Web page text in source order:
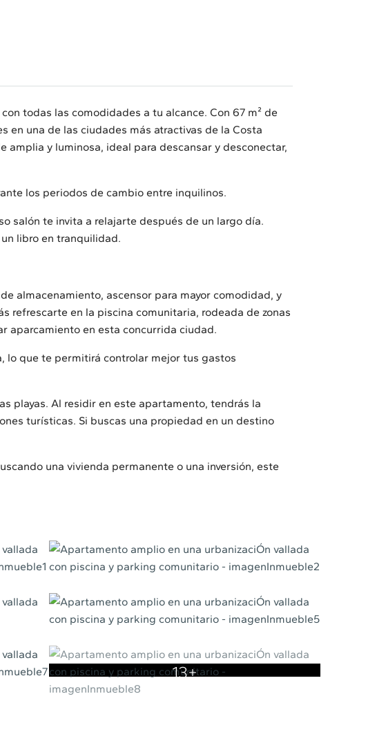
todas las comodidades a tu alcance. Con 67 m² de
una de las ciudades más atractivas de la Costa
y luminosa, ideal para descansar y desconectar,
los periodos de cambio entre inquilinos.
salón te invita a relajarte después de un largo día.
libro en tranquilidad.
almacenamiento, ascensor para mayor comodidad, y
refrescarte en la piscina comunitaria, rodeada de zonas
aparcamiento en esta concurrida ciudad.
lo que te permitirá controlar mejor tus gastos
playas. Al residir en este apartamento, tendrás la
turísticas. Si buscas una propiedad en un destino
una vivienda permanente o una inversión, este
13+